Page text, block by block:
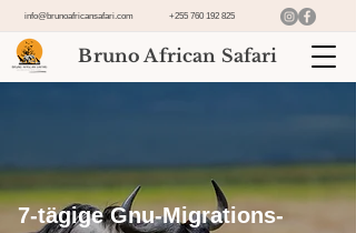
info@brunoafricansafari.com +255 760 192 825
Bruno African Safari
7-tägige Gnu-Migrations-